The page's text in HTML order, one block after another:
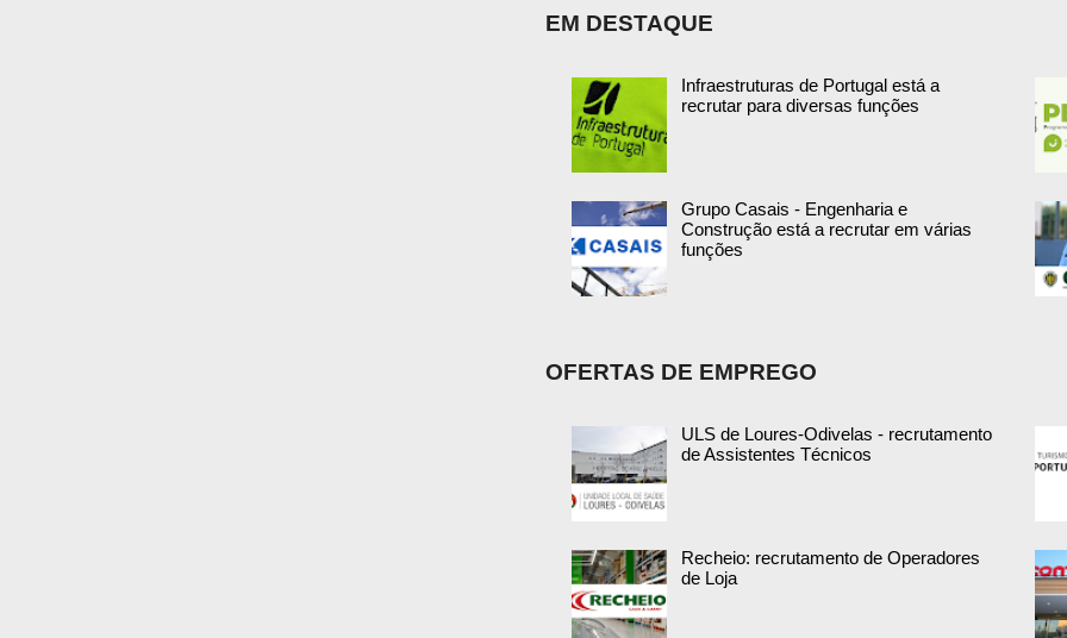
EM DESTAQUE
Infraestruturas de Portugal está a
recrutar para diversas funções
Grupo Casais - Engenharia e
Construção está a recrutar em várias
funções
OFERTAS DE EMPREGO
ULS de Loures-Odivelas - recrutamento
de Assistentes Técnicos
Recheio: recrutamento de Operadores
de Loja